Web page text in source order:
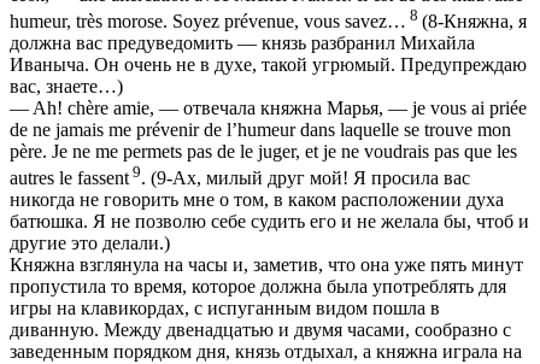
humeur, très morose. Soyez prévenue, vous savez… 8 (8-Княжна, я
должна вас предуведомить — князь разбранил Михайла
Иваныча. Он очень не в духе, такой угрюмый. Предупреждаю
вас, знаете…)
— Ah! chère amie, — отвечала княжна Марья, — je vous ai priée
de ne jamais me prévenir de l’humeur dans laquelle se trouve mon
père. Je ne me permets pas de le juger, et je ne voudrais pas que les
autres le fassent 9. (9-Ах, милый друг мой! Я просила вас
никогда не говорить мне о том, в каком расположении духа
батюшка. Я не позволю себе судить его и не желала бы, чтоб и
другие это делали.)
Княжна взглянула на часы и, заметив, что она уже пять минут
пропустила то время, которое должна была употреблять для
игры на клавикордах, с испуганным видом пошла в
диванную. Между двенадцатью и двумя часами, сообразно с
заведенным порядком дня, князь отдыхал, а княжна играла на